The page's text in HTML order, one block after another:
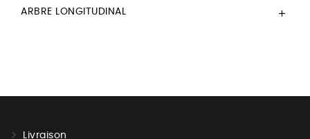
ARBRE LONGITUDINAL 
Livraison